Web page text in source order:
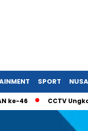
SPORT
CCTV Ungkap